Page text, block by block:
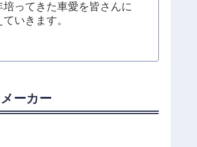
培ってきた車愛を皆さんに
いきます。
ーカー